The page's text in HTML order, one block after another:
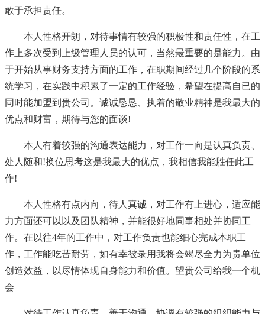
敢于承担责任。
本人性格开朗，对待事情有较强的积极性和责任性，在工
作上多次受到上级管理人员的认可，当然最重要的是能力。由
于开始从事财务支持方面的工作，在职期间经过几个阶段的系
统学习，在实践中积累了一定的工作经验，希望在提高自已的
同时能加盟到贵公司。诚诚恳恳、执着的敬业精神是我最大的
优点和财富，期待与您的面谈!
本人有着较强的沟通表达能力，对工作一向是认真负责、
处人随和!换位思考这是我最大的优点，我相信我能胜任此工
作!
本人性格有点内向，待人真诚，对工作有上进心，适应能
力方面还可以以及团队精神，并能很好地同事相处并协同工
作。在以往4年的工作中，对工作负责也能细心完成本职工
作，工作能吃苦耐劳，如有幸被录用我将会竭尽全力为贵单位
创造效益，以尽情体现自身能力和价值。望贵公司给我一个机
会